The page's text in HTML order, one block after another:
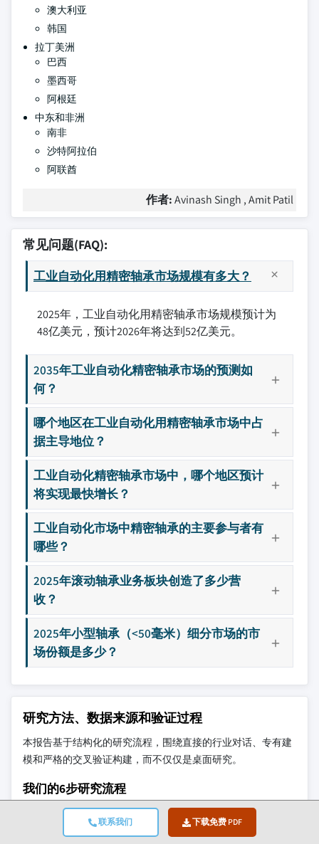
联系我们 下载免费 PDF
澳大利亚
韩国
拉丁美洲
巴西
墨西哥
阿根廷
中东和非洲
南非
沙特阿拉伯
阿联酋
作者:Avinash Singh , Amit Patil
常见问题(FAQ):
工业自动化用精密轴承市场规模有多大？
2025年，工业自动化用精密轴承市场规模预计为
48亿美元，预计2026年将达到52亿美元。
2035年工业自动化精密轴承市场的预测如
何？
哪个地区在工业自动化用精密轴承市场中占
据主导地位？
工业自动化精密轴承市场中，哪个地区预计
将实现最快增长？
工业自动化市场中精密轴承的主要参与者有
哪些？
2025年滚动轴承业务板块创造了多少营
收？
2025年小型轴承（<50毫米）细分市场的市
场份额是多少？
研究方法、数据来源和验证过程
本报告基于结构化的研究流程，围绕直接的行业对话、专有建
模和严格的交叉验证构建，而不仅仅是桌面研究。
我们的6步研究流程